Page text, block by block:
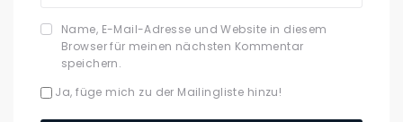
Name, E-Mail-Adresse und Website in diesem
Browser für meinen nächsten Kommentar
speichern.
Ja, füge mich zu der Mailingliste hinzu!